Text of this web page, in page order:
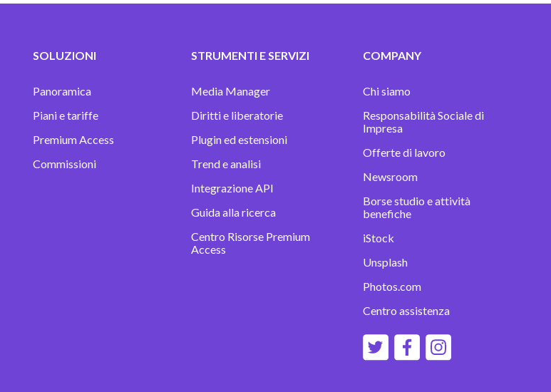
SOLUZIONI
Panoramica
Piani e tariffe
Premium Access
Commissioni
STRUMENTI E SERVIZI
Media Manager
Diritti e liberatorie
Plugin ed estensioni
Trend e analisi
Integrazione API
Guida alla ricerca
Centro Risorse Premium
Access
COMPANY
Chi siamo
Responsabilità Sociale di
Impresa
Offerte di lavoro
Newsroom
Borse studio e attività
benefiche
iStock
Unsplash
Photos.com
Centro assistenza